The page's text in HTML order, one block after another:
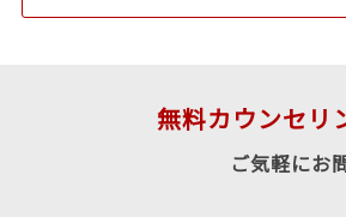
無料カウンセリ
ご気軽にお